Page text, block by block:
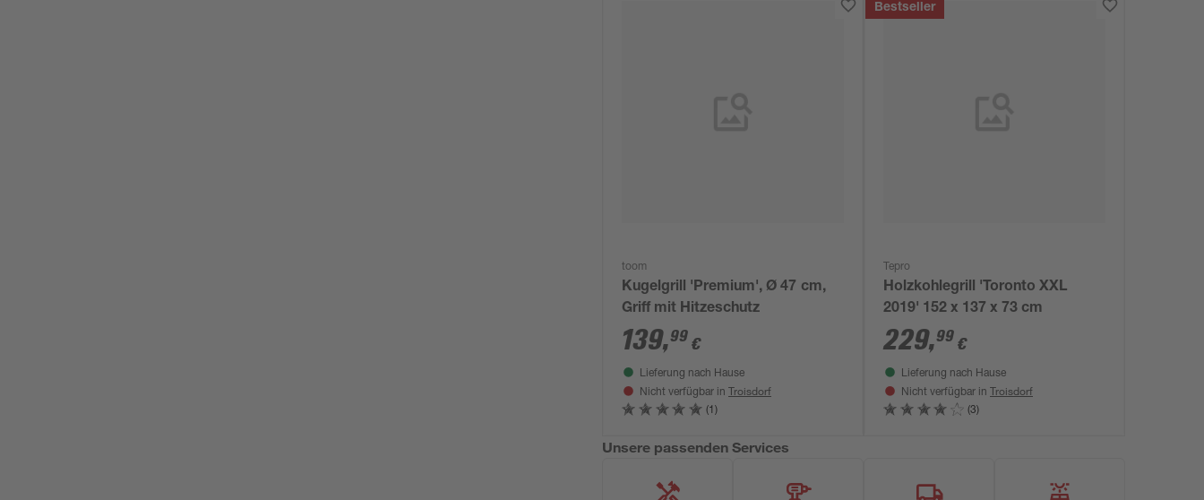
toom
Kugelgrill 'Premium', Ø 47 cm,
Griff mit Hitzeschutz
139,99 €
Lieferung nach Hause
Nicht verfügbar in Troisdorf
(1)
Bestseller
Tepro
Holzkohlegrill 'Toronto XXL
2019' 152 x 137 x 73 cm
229,99 €
Lieferung nach Hause
Nicht verfügbar in Troisdorf
(3)
Unsere passenden Services